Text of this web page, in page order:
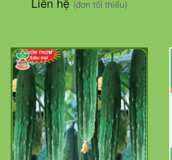
Liên hệ (đơn tối thiểu)